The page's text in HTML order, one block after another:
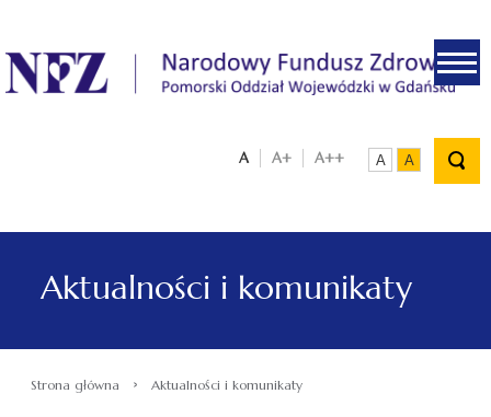
.
A A+ A++ A A
Aktualności i komunikaty
Strona główna › Aktualności i komunikaty